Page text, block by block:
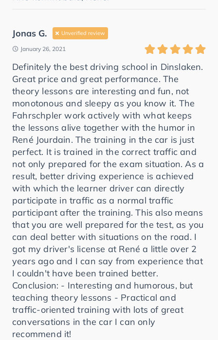
Jonas G. Unverified review
January 26, 2021
Definitely the best driving school in Dinslaken.
Great price and great performance. The
theory lessons are interesting and fun, not
monotonous and sleepy as you know it. The
Fahrschpler work actively with what keeps
the lessons alive together with the humor in
René Jourdain. The training in the car is just
perfect. It is trained in the correct traffic and
not only prepared for the exam situation. As a
result, better driving experience is achieved
with which the learner driver can directly
participate in traffic as a normal traffic
participant after the training. This also means
that you are well prepared for the test, as you
can deal better with situations on the road. I
got my driver's license at René a little over 2
years ago and I can say from experience that
I couldn't have been trained better.
Conclusion: - Interesting and humorous, but
teaching theory lessons - Practical and
traffic-oriented training with lots of great
conversations in the car I can only
recommend it!